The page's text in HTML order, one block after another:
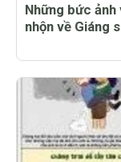
Những bức ảnh
nhộn về Giáng